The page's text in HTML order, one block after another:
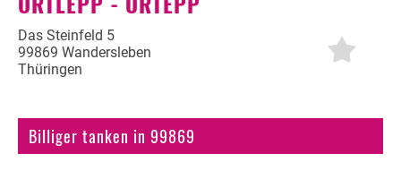
Erdöl
Fahrzeugbewertung
Das Steinfeld 5
99869 Wandersleben
Thüringen
Billiger tanken in 99869